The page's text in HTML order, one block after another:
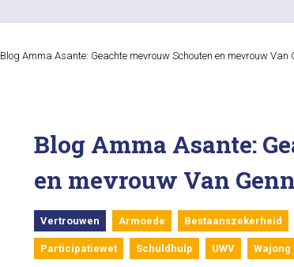
Blog Amma Asante: Geachte mevrouw Schouten en mevrouw Van
Blog Amma Asante:
en mevrouw Van
Vertrouwen Armoede Bestaanszekerheid
Participatiewet Schuldhulp UWV Wajong